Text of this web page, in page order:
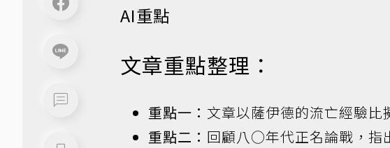
AI重點
文章重點整理：
重點一： 文章以薩伊德的流亡經驗比
重點二： 回顧八○年代正名論戰，指